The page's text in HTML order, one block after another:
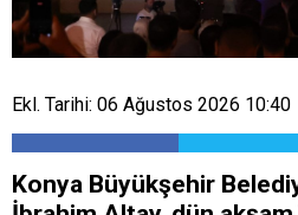
Ekl. Tarihi: 06 Ağustos 2026 10:40
Konya Büyükşehir